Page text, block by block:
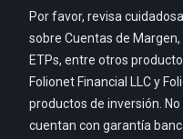
Por favor, revisa
sobre Cuentas de
ETPs, entre otros
Folionet Financial LLC y
productos de inversión.
cuentan con garantía